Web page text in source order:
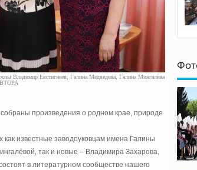
Владимир Евстигнеев, Галина Медведева, Галина Мингалёва
произведения о родном крае, природе
известные заводоуковцам имена Галины
так и новые – Владимира Захарова,
в литературном сообществе нашего